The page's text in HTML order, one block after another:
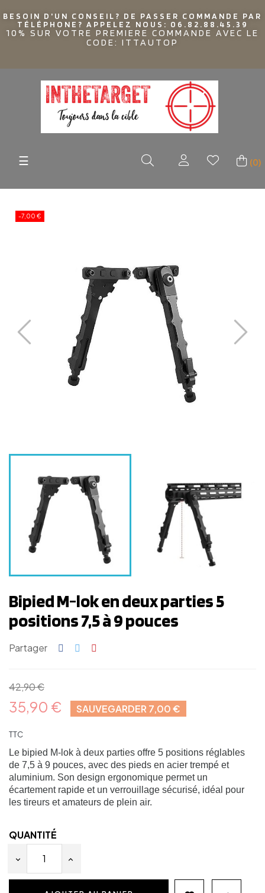
BESOIN D'UN CONSEIL? DE PASSER COMMANDE PAR
TÉLÉPHONE? APPELEZ NOUS: 06.82.88.45.39
10% SUR VOTRE PREMIERE COMMANDE AVEC LE
CODE: ITTAUTOP
Basculer
☰ (0)
-7,00 €
Bipied M-lok en deux parties 5
positions 7,5 à 9 pouces
Partager
42,90 €
35,90 € SAUVEGARDER 7,00 €
TTC
Le bipied M-lok à deux parties offre 5 positions réglables
de 7,5 à 9 pouces, avec des pieds en acier trempé et
aluminium. Son design ergonomique permet un
écartement rapide et un verrouillage sécurisé, idéal pour
les tireurs et amateurs de plein air.
QUANTITÉ